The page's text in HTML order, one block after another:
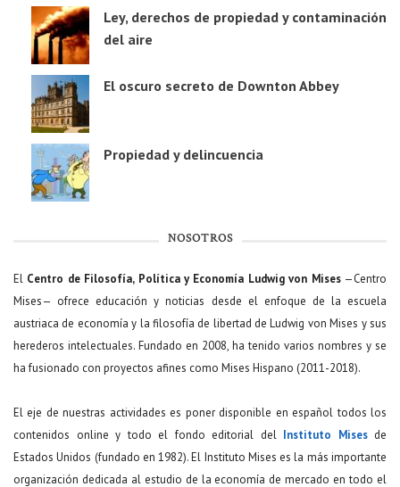
Ley, derechos de propiedad y contaminación
del aire
El oscuro secreto de Downton Abbey
Propiedad y delincuencia
NOSOTROS
El Centro de Filosofía, Política y Economía Ludwig von Mises—Centro
Mises— ofrece educación y noticias desde el enfoque de la escuela
austriaca de economía y la filosofía de libertad de Ludwig von Mises y sus
herederos intelectuales. Fundado en 2008, ha tenido varios nombres y se
ha fusionado con proyectos afines como Mises Hispano (2011-2018).
El eje de nuestras actividades es poner disponible en español todos los
contenidos online y todo el fondo editorial del Instituto Misesde
Estados Unidos (fundado en 1982). El Instituto Mises es la más importante
organización dedicada al estudio de la economía de mercado en todo el